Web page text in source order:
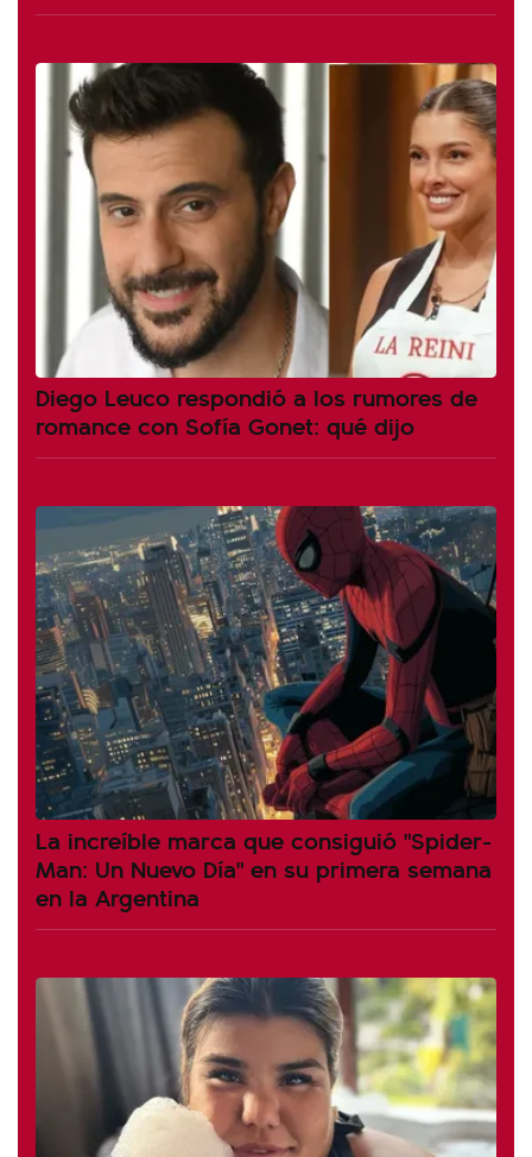
Diego Leuco respondió a los rumores de
romance con Sofía Gonet: qué dijo
La increíble marca que consiguió "Spider-
Man: Un Nuevo Día" en su primera semana
en la Argentina